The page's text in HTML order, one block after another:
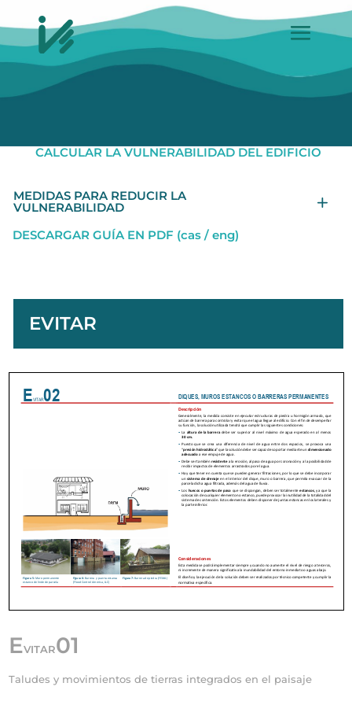
CALCULAR LA VULNERABILIDAD DEL EDIFICIO
MEDIDAS PARA REDUCIR LA
VULNERABILIDAD
DESCARGAR GUÍA EN PDF (cas / eng)
EVITAR
EVITAR01
Taludes y movimientos de tierras integrados en el paisaje